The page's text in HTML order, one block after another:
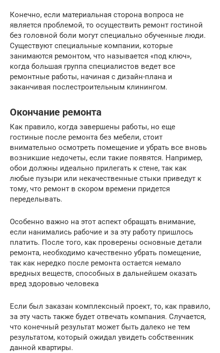
Конечно, если материальная сторона вопроса не
является проблемой, то осуществить ремонт гостиной
без головной боли могут специально обученные люди.
Существуют специальные компании, которые
занимаются ремонтом, что называется «под ключ»,
когда большая группа специалистов ведет все
ремонтные работы, начиная с дизайн-плана и
заканчивая послестроительным клинингом.
Окончание ремонта
Как правило, когда завершены работы, но еще
гостиные после ремонта без мебели, стоит
внимательно осмотреть помещение и убрать все вновь
возникшие недочеты, если такие появятся. Например,
обои должны идеально прилегать к стене, так как
любые пузыри или некачественные стыки приведут к
тому, что ремонт в скором времени придется
переделывать.
Особенно важно на этот аспект обращать внимание,
если нанимались рабочие и за эту работу пришлось
платить. После того, как проверены основные детали
ремонта, необходимо качественно убрать помещение,
так как нередко после ремонта остается немало
вредных веществ, способных в дальнейшем оказать
вред здоровью человека
Если был заказан комплексный проект, то, как правило,
за эту часть также будет отвечать компания. Случается,
что конечный результат может быть далеко не тем
результатом, который ожидал увидеть собственник
данной квартиры.